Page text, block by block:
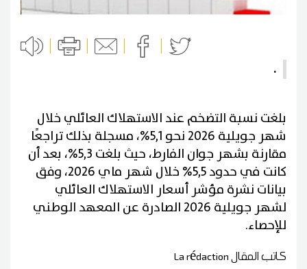
.
بلغت نسبة التضخم عند الاستهلاك العائلي خلال
شهر جويلية 2026 نحو 5,1%، مسجلة بذلك تراجعًا
مقارنة بشهر جوان الفارط، حيث بلغت 5,3%، بعد أن
كانت في حدود 5,5% خلال شهر ماي 2026، وفق
بيانات نشرة مؤشر أسعار الاستهلاك العائلي
لشهر جويلية 2026 الصادرة عن المعهد الوطني
للإحصاء.
كاتب المقالLa rédaction